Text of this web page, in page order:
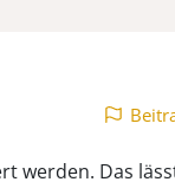
werden. Das